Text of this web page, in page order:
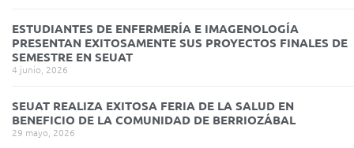
ESTUDIANTES DE ENFERMERÍA E IMAGENOLOGÍA
PRESENTAN EXITOSAMENTE SUS PROYECTOS FINALES DE
SEMESTRE EN SEUAT
4 junio, 2026
SEUAT REALIZA EXITOSA FERIA DE LA SALUD EN
BENEFICIO DE LA COMUNIDAD DE BERRIOZÁBAL
29 mayo, 2026